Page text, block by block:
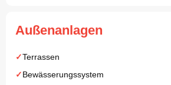
Außenanlagen
Terrassen
Bewässerungssystem